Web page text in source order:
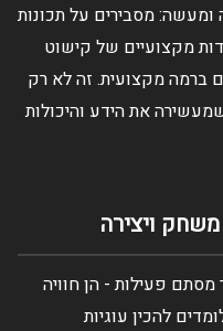
ומעשה: מסבירים על תכונות
מקצועיים של קישוט
ברמה מקצועית. זה לא רק
את הידע והיכולות
ויצירה
מסתם פעילות - הן חוויה
להכין עוגיות